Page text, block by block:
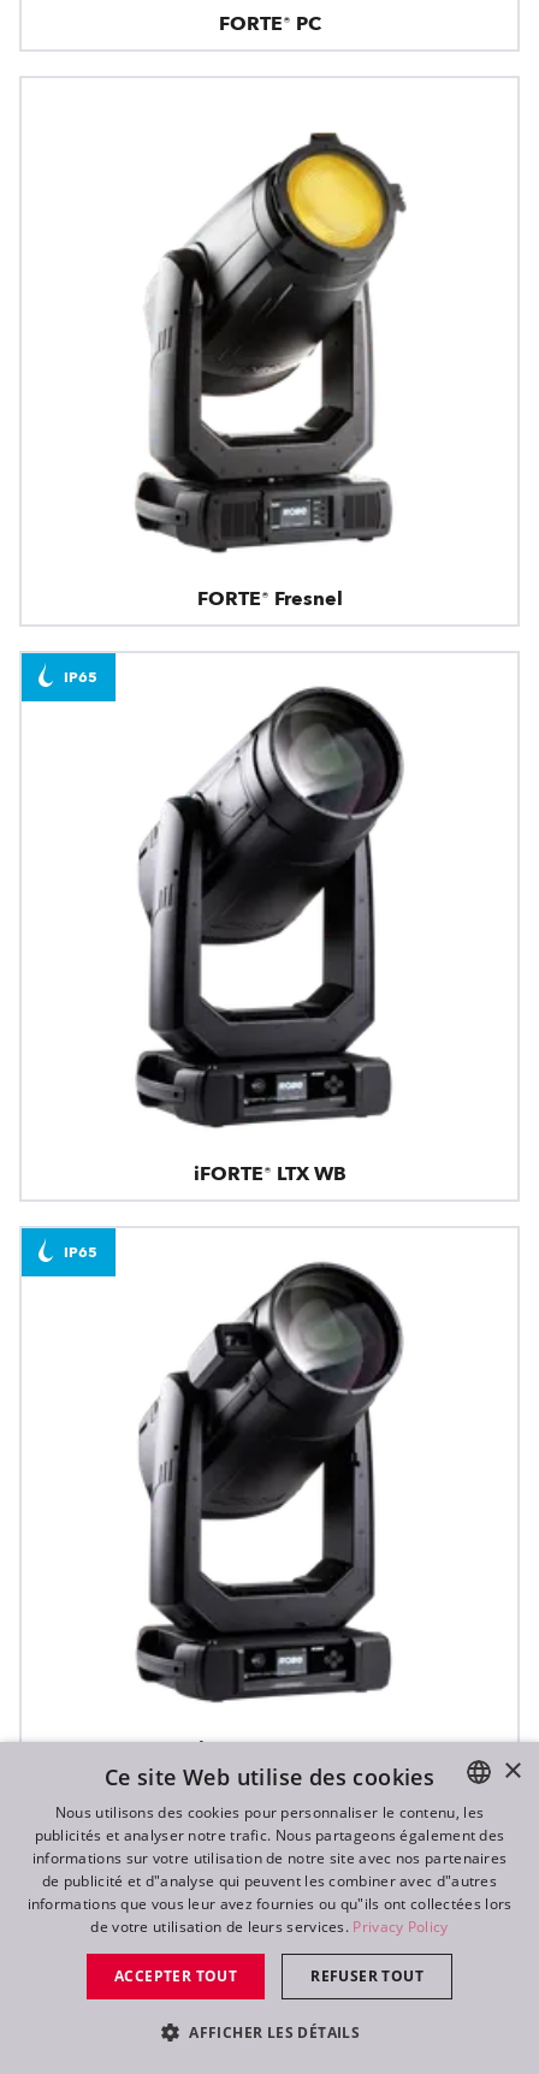
FORTE® PC
FORTE® Fresnel
iFORTE® LTX WB
IP65
iFORTE® LTX FS
IP65
ENGLISH
DE
RU
×
Ce site Web utilise des cookies
Nous utilisons des cookies pour personnaliser le contenu, les
publicités et analyser notre trafic. Nous partageons également des
informations sur votre utilisation de notre site avec nos partenaires
de publicité et d"analyse qui peuvent les combiner avec d"autres
informations que vous leur avez fournies ou qu"ils ont collectées lors
de votre utilisation de leurs services. Privacy Policy
ACCEPTER TOUT REFUSER TOUT
AFFICHER LES DÉTAILS